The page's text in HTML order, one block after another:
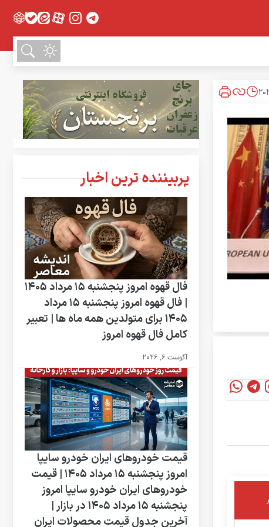
پربیننده ترین اخبار
فال قهوه امروز پنجشنبه 15 مرداد 1405
| فال قهوه امروز پنجشنبه 15 مرداد
1405 برای متولدین همه ماه ها | تعبیر
کامل فال قهوه امروز
آگوست 6, 2026
قیمت خودروهای ایران خودرو سایپا
امروز پنجشنبه 15 مرداد 1405 | قیمت
خودروهای ایران خودرو سایپا امروز
پنجشنبه 15 مرداد 1405 در بازار |
آخرین جدول قیمت محصولات ایران